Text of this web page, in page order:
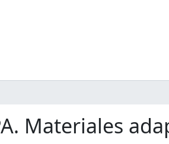
Materiales